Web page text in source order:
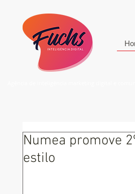
Numea promove
estilo